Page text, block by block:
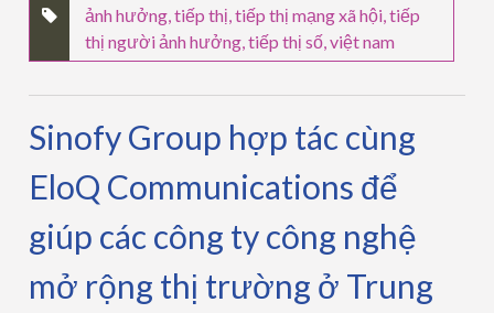
ảnh hưởng ,tiếp thị ,tiếp thị mạng xã hội ,tiếp
thị người ảnh hưởng ,tiếp thị số ,việt nam
Sinofy Group hợp tác cùng
EloQ Communications để
giúp các công ty công nghệ
mở rộng thị trường ở Trung